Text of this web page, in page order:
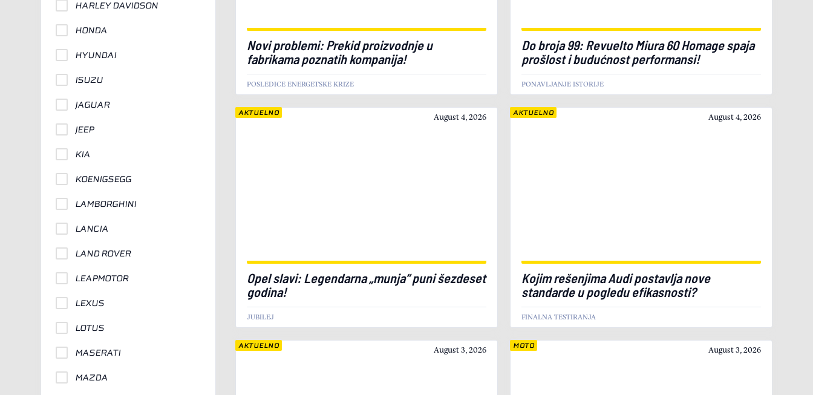
HARLEY DAVIDSON
HONDA
HYUNDAI
ISUZU
JAGUAR
JEEP
KIA
KOENIGSEGG
LAMBORGHINI
LANCIA
LAND ROVER
LEAPMOTOR
LEXUS
LOTUS
MASERATI
MAZDA
Novi problemi: Prekid proizvodnje u
fabrikama poznatih kompanija!
POSLEDICE ENERGETSKE KRIZE
Do broja 99: Revuelto Miura 60 Homage spaja
prošlost i budućnost performansi!
PONAVLJANJE ISTORIJE
AKTUELNO August 4, 2026
Opel slavi: Legendarna „munja“ puni šezdeset
godina!
JUBILEJ
AKTUELNO August 4, 2026
Kojim rešenjima Audi postavlja nove
standarde u pogledu efikasnosti?
FINALNA TESTIRANJA
AKTUELNO August 3, 2026 MOTO August 3, 2026